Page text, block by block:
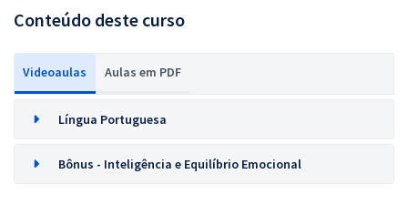
Conteúdo deste curso
Videoaulas Aulas em PDF
Língua Portuguesa
Bônus - Inteligência e Equilíbrio Emocional